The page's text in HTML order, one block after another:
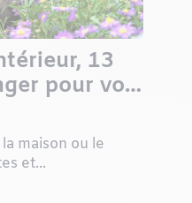
13
pour vos
maison ou le
et...